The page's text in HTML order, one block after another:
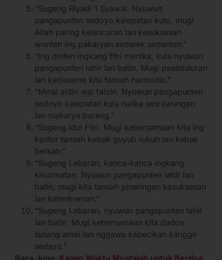
“Sugeng Riyadi 1 Syawal. Nyuwun
pangapunten sedoyo kalepatan kulo, mugi
Allah paring kelancaran lan kesuksesan
wonten ing pakaryan sederek sedanten.”
“Ing dinten ingkang fitri menika, kula nyuwun
pangapunten lahir lan batin. Mugi paseduluran
lan kerjasama kita tansah harmonis.”
“Minal aidin wal faizin. Nyuwun pangapunten
sedoyo kalepatan kula nalika sesrawungan
lan makarya bareng.”
“Sugeng Idul Fitri. Mugi kebersamaan kita ing
kantor tansah kebak guyub rukun lan kebak
berkah.”
“Sugeng Lebaran, kanca-kanca ingkang
kinurmatan. Nyuwun pangapunten lahir lan
batin, mugi kita tansah pinaringan kasuksesan
lan katentreman.”
“Sugeng Lebaran, nyuwun pangapunten lahir
lan batin. Mugi kebersamaan kita dados
ladang amal lan nggawa kabecikan kangge
sedaya.”